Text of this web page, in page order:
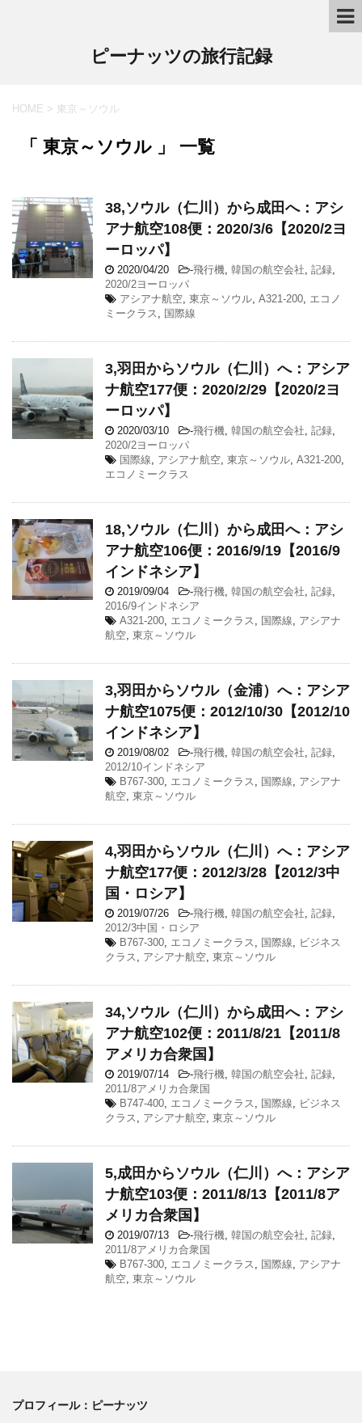
ピーナッツの旅行記録
HOME > 東京～ソウル
「 東京～ソウル 」 一覧
38,ソウル（仁川）から成田へ：アシ
アナ航空108便：2020/3/6【2020/2ヨ
ーロッパ】
2020/04/20 -飛行機 韓国の航空会社 記録
2020/2ヨーロッパ
アシアナ航空 東京～ソウル A321-200
エコノ
ミークラス
国際線
3,羽田からソウル（仁川）へ：アシア
ナ航空177便：2020/2/29【2020/2ヨ
ーロッパ】
2020/03/10 -飛行機 韓国の航空会社 記録
2020/2ヨーロッパ
国際線
アシアナ航空 東京～ソウル A321-200
エコノミークラス
18,ソウル（仁川）から成田へ：アシ
アナ航空106便：2016/9/19【2016/9
インドネシア】
2019/09/04 -飛行機 韓国の航空会社 記録
2016/9インドネシア
A321-200
エコノミークラス 国際線
アシアナ
航空 東京～ソウル
3,羽田からソウル（金浦）へ：アシア
ナ航空1075便：2012/10/30【2012/10
インドネシア】
2019/08/02 -飛行機 韓国の航空会社 記録
2012/10インドネシア
B767-300
エコノミークラス 国際線
アシアナ
航空 東京～ソウル
4,羽田からソウル（仁川）へ：アシア
ナ航空177便：2012/3/28【2012/3中
国・ロシア】
2019/07/26 -飛行機 韓国の航空会社 記録
2012/3中国・ロシア
B767-300
エコノミークラス 国際線
ビジネス
クラス
アシアナ航空 東京～ソウル
34,ソウル（仁川）から成田へ：アシ
アナ航空102便：2011/8/21【2011/8
アメリカ合衆国】
2019/07/14 -飛行機 韓国の航空会社 記録
2011/8アメリカ合衆国
B747-400
エコノミークラス 国際線
ビジネス
クラス
アシアナ航空 東京～ソウル
5,成田からソウル（仁川）へ：アシア
ナ航空103便：2011/8/13【2011/8ア
メリカ合衆国】
2019/07/13 -飛行機 韓国の航空会社 記録
2011/8アメリカ合衆国
B767-300
エコノミークラス 国際線
アシアナ
航空 東京～ソウル
プロフィール：ピーナッツ